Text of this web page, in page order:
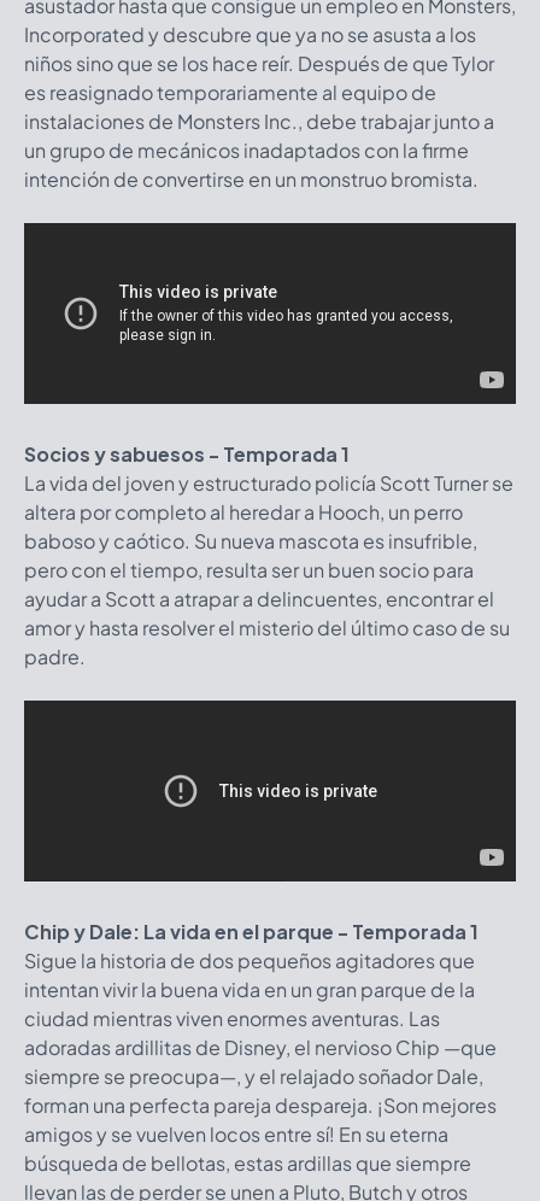
asustador hasta que consigue un empleo en Monsters,
Incorporated y descubre que ya no se asusta a los
niños sino que se los hace reír. Después de que Tylor
es reasignado temporariamente al equipo de
instalaciones de Monsters Inc., debe trabajar junto a
un grupo de mecánicos inadaptados con la firme
intención de convertirse en un monstruo bromista.
Socios y sabuesos - Temporada 1
La vida del joven y estructurado policía Scott Turner se
altera por completo al heredar a Hooch, un perro
baboso y caótico. Su nueva mascota es insufrible,
pero con el tiempo, resulta ser un buen socio para
ayudar a Scott a atrapar a delincuentes, encontrar el
amor y hasta resolver el misterio del último caso de su
padre.
Chip y Dale: La vida en el parque - Temporada 1
Sigue la historia de dos pequeños agitadores que
intentan vivir la buena vida en un gran parque de la
ciudad mientras viven enormes aventuras. Las
adoradas ardillitas de Disney, el nervioso Chip —que
siempre se preocupa—, y el relajado soñador Dale,
forman una perfecta pareja despareja. ¡Son mejores
amigos y se vuelven locos entre sí! En su eterna
búsqueda de bellotas, estas ardillas que siempre
llevan las de perder se unen a Pluto, Butch y otros